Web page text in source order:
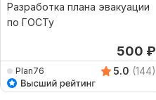
Разработка плана эвакуации
по ГОСТу
500 ₽
Plan76 5.0 (144)